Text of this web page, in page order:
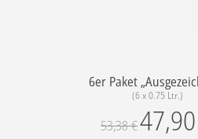
6er Paket
(6 x 0.75 Ltr.)
53,38€47,90